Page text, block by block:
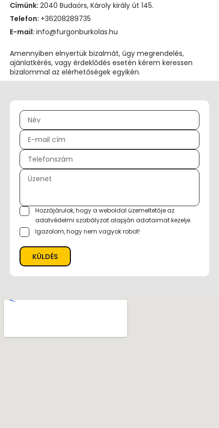
Címünk: 2040 Budaörs, Károly király út 145.
Telefon: +36208289735
E-mail: info@furgonburkolas.hu
Amennyiben elnyertük bizalmát, úgy megrendelés,
ajánlatkérés, vagy érdeklődés esetén kérem keressen
bizalommal az elérhetőségek egyikén.
Hozzájárulok, hogy a weboldal üzemeltetője az
adatvédelmi szabályzatalapján adataimat kezelje.
Igazolom, hogy nem vagyok robot!
KÜLDÉS